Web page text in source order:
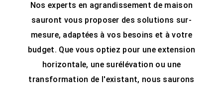
Nos experts en agrandissement de maison
sauront vous proposer des solutions sur-
mesure, adaptées à vos besoins et à votre
budget. Que vous optiez pour une extension
horizontale, une surélévation ou une
transformation de l'existant, nous saurons